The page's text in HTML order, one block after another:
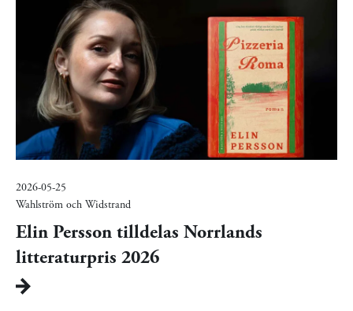
2026-05-25
Wahlström och Widstrand
Elin Persson tilldelas Norrlands
litteraturpris 2026